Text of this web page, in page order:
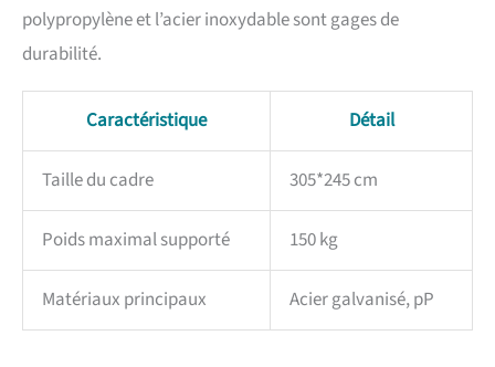
fléchissement ou le vacillement.
sécurité supplémentaire à
PORTÉE
ÉLARGI : Le set complet
comprend toutes les
composantes nécessaires pour
une utilisation immédiate : cadre
de trampoline stable, toile de
poteaux matelassés, protection
du cadre et une échelle d’accès
pour un accès confortable. En
polypropylène et l’acier inoxydable sont gages de
durabilité.
Caractéristique Détail
Taille du cadre 305*245 cm
Poids maximal supporté 150 kg
Matériaux principaux Acier galvanisé, pP